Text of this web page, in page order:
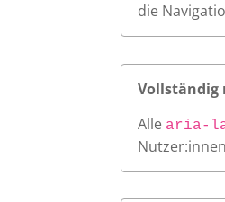
die
Vollständig
Alle aria-